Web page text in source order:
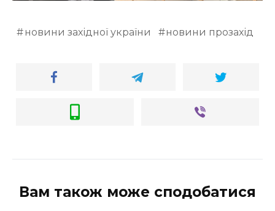
новини західної україни новини прозахід
Вам також може сподобатися